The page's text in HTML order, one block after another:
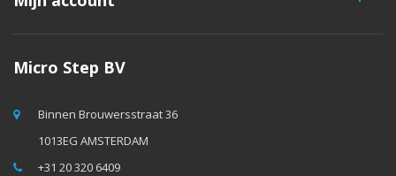
Micro Step BV
Binnen Brouwersstraat 36
1013EG AMSTERDAM
+31 20 320 6409